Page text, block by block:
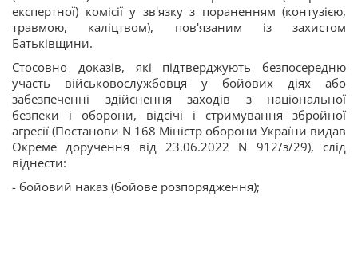
експертної) комісії у зв'язку з пораненням (контузією,
травмою, каліцтвом), пов'язаним із захистом
Батьківщини.
Стосовно доказів, які підтверджують безпосередню
участь військовослужбовця у бойових діях або
забезпеченні здійснення заходів з національної
безпеки і оборони, відсічі і стримування збройної
агресії (Постанови N 168 Міністр оборони України видав
Окреме доручення від 23.06.2022 N 912/з/29), слід
віднести:
- бойовий наказ (бойове розпорядження);